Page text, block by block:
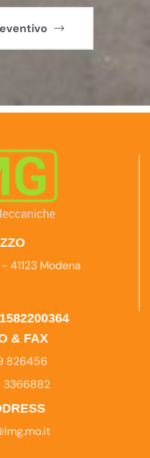
41123 Modena
& FAX
826456
3366882